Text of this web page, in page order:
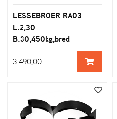
LESSEBROER RA03
L.2,30
B.30,450kg,bred
3.490,00